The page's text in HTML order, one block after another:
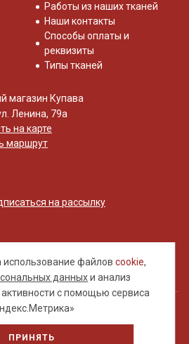
использование файловcookie,
данныхи анализ
с помощью сервиса
ПРИНЯТЬ
Работы из наших тканей
Наши контакты
Способы оплаты и
реквизиты
Типы тканей
магазин Купава
Ленина, 79а
на карте
маршрут
на рассылку
публичной
данных